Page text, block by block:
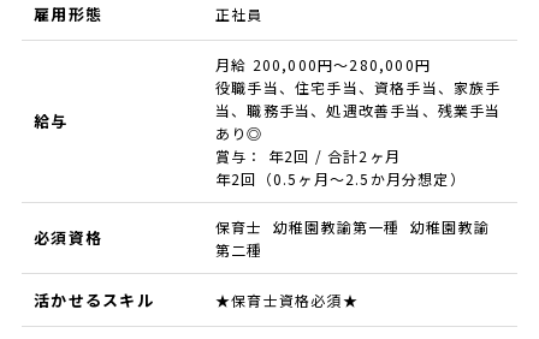
雇用形態 正社員
給与
月給 200,000円～280,000円
役職手当、住宅手当、資格手当、家族手
当、職務手当、処遇改善手当、残業手当
あり◎
賞与： 年2回 / 合計2ヶ月
年2回（0.5ヶ月～2.5か月分想定）
必須資格
保育士 幼稚園教諭第一種 幼稚園教諭
第二種
活かせるスキル ★保育士資格必須★